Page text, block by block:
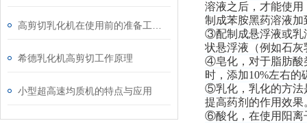
希德乳化机高剪切工作原理
小型超高速均质机的特点与应用
溶液之后，才能使
制成苯胺黑药溶液加
③配制成悬浮液或乳
状悬浮液（例如石
④皂化，对于脂肪酸
时，添加10%左右
⑤乳化，乳化的方法
提高药剂的作用效
⑥酸化，在使用阳离